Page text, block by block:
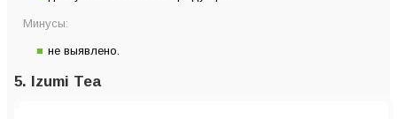
Минусы:
не выявлено.
5. Izumi Tea